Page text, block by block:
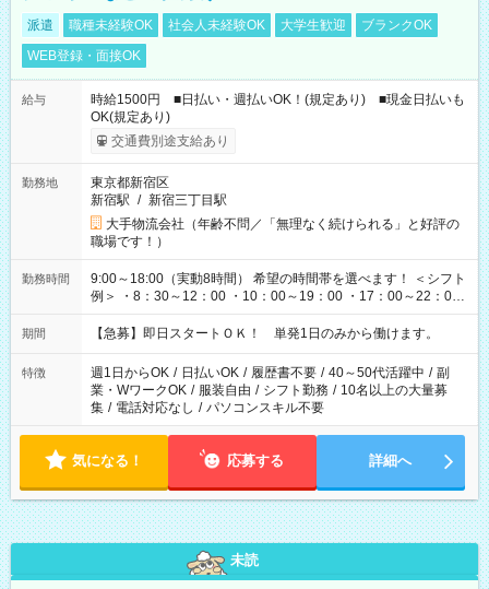
派遣 職種未経験OK 社会人未経験OK 大学生歓迎
ブランクOK
WEB登録・面接OK
給与
時給1500円 ■日払い・週払いOK！(規定あり) ■現金日払いも
OK(規定あり)
交通費別途支給あり
勤務地
東京都新宿区
新宿駅 / 新宿三丁目駅
大手物流会社（年齢不問／「無理なく続けられる」と好評の
職場です！）
勤務時間
9:00～18:00（実動8時間） 希望の時間帯を選べます！ ＜シフト
例＞ ・8：30～12：00 ・10：00～19：00 ・17：00～22：00
・13：00～22：00 ・22：00～翌6：00 など
期間 【急募】即日スタートＯＫ！ 単発1日のみから働けます。
特徴 週1日からOK / 日払いOK / 履歴書不要 / 40～50代活躍中 / 副
業・WワークOK / 服装自由 / シフト勤務 / 10名以上の大量募
集 / 電話対応なし / パソコンスキル不要
気になる！ 応募する 詳細へ
未読